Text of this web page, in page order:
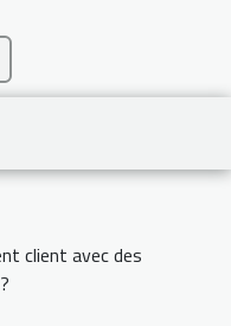
client avec des